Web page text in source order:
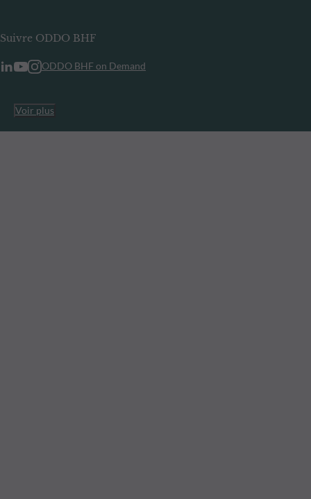
Suivre ODDO BHF
ODDO BHF on Demand
Voir plus